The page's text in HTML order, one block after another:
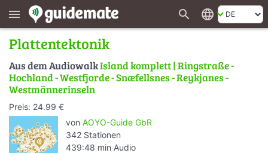
menu search language
Plattentektonik
Aus dem AudiowalkIsland komplett | Ringstraße -
Hochland - Westfjorde - Snæfellsnes - Reykjanes -
Westmännerinseln
Preis: 24.99 €
von AOYO-Guide GbR
342 Stationen
439:48 min Audio